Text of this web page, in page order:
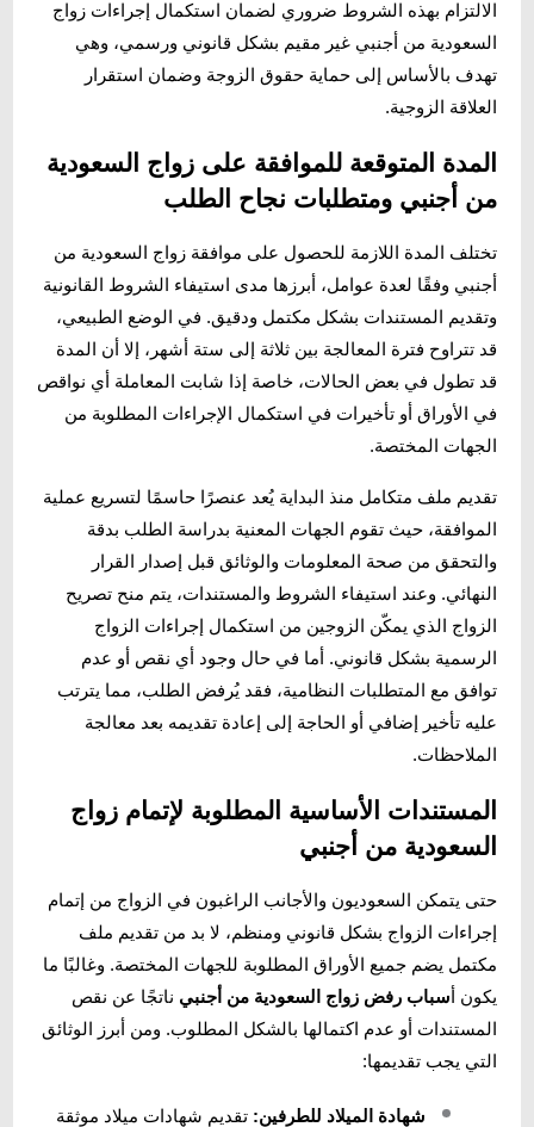
الالتزام بهذه الشروط ضروري لضمان استكمال إجراءات زواج
السعودية من أجنبي غير مقيم بشكل قانوني ورسمي، وهي
تهدف بالأساس إلى حماية حقوق الزوجة وضمان استقرار
العلاقة الزوجية.
المدة المتوقعة للموافقة على زواج السعودية
من أجنبي ومتطلبات نجاح الطلب
تختلف المدة اللازمة للحصول على موافقة زواج السعودية من
أجنبي وفقًا لعدة عوامل، أبرزها مدى استيفاء الشروط القانونية
وتقديم المستندات بشكل مكتمل ودقيق. في الوضع الطبيعي،
قد تتراوح فترة المعالجة بين ثلاثة إلى ستة أشهر، إلا أن المدة
قد تطول في بعض الحالات، خاصة إذا شابت المعاملة أي نواقص
في الأوراق أو تأخيرات في استكمال الإجراءات المطلوبة من
الجهات المختصة.
تقديم ملف متكامل منذ البداية يُعد عنصرًا حاسمًا لتسريع عملية
الموافقة، حيث تقوم الجهات المعنية بدراسة الطلب بدقة
والتحقق من صحة المعلومات والوثائق قبل إصدار القرار
النهائي. وعند استيفاء الشروط والمستندات، يتم منح تصريح
الزواج الذي يمكّن الزوجين من استكمال إجراءات الزواج
الرسمية بشكل قانوني. أما في حال وجود أي نقص أو عدم
توافق مع المتطلبات النظامية، فقد يُرفض الطلب، مما يترتب
عليه تأخير إضافي أو الحاجة إلى إعادة تقديمه بعد معالجة
الملاحظات.
المستندات الأساسية المطلوبة لإتمام زواج
السعودية من أجنبي
حتى يتمكن السعوديون والأجانب الراغبون في الزواج من إتمام
إجراءات الزواج بشكل قانوني ومنظم، لا بد من تقديم ملف
مكتمل يضم جميع الأوراق المطلوبة للجهات المختصة. وغالبًا ما
يكون أسباب رفض زواج السعودية من أجنبي ناتجًا عن نقص
المستندات أو عدم اكتمالها بالشكل المطلوب. ومن أبرز الوثائق
التي يجب تقديمها:
شهادة الميلاد للطرفين: تقديم شهادات ميلاد موثقة